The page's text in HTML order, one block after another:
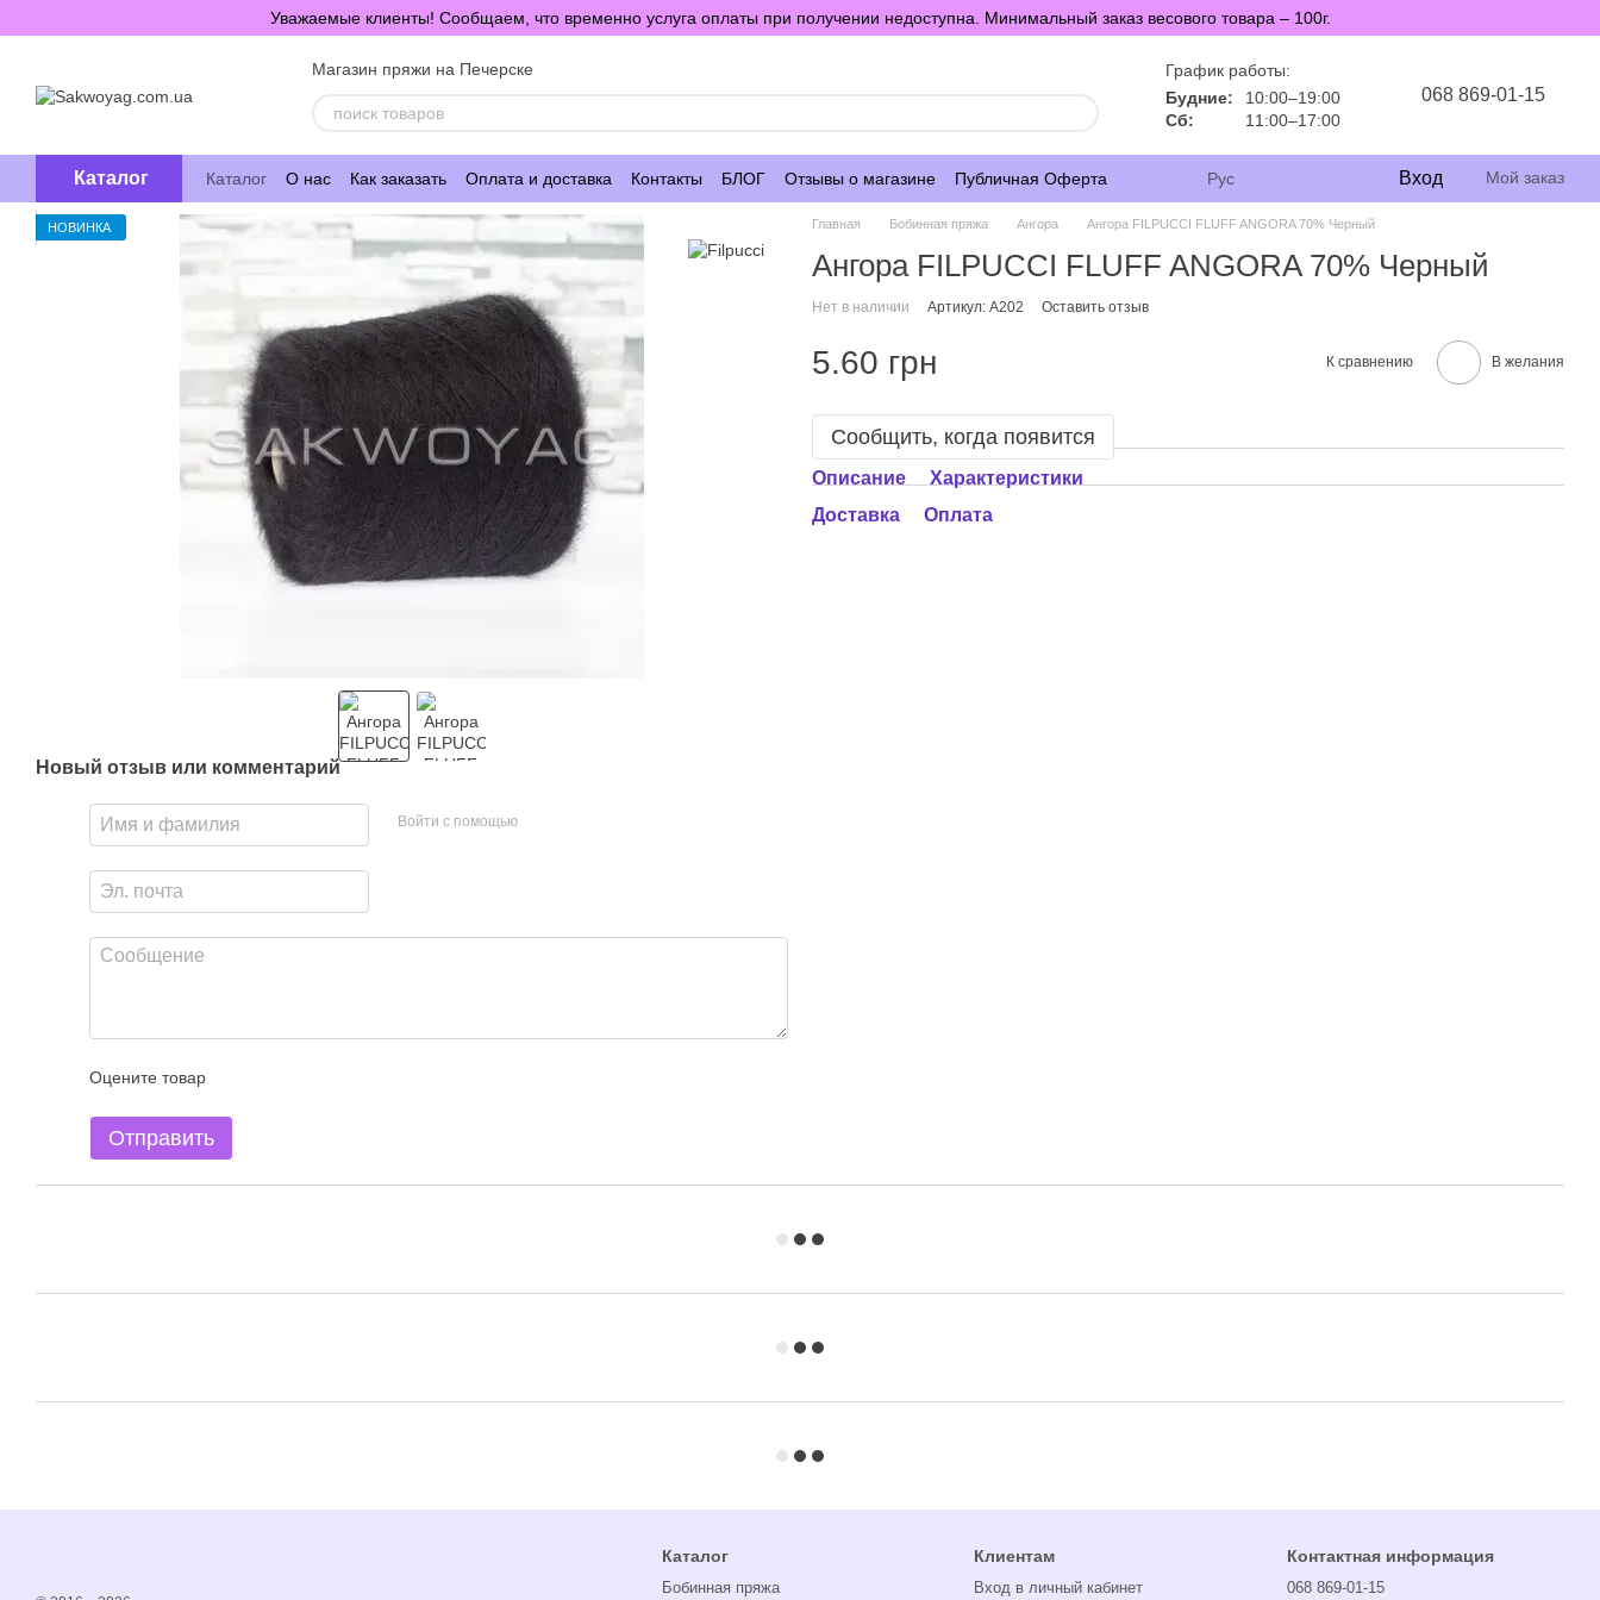
Уважаемые клиенты! Сообщаем, что временно услуга оплаты при получении недоступна. Минимальный заказ весового товара – 100г.
Магазин пряжи на Печерске
График работы:
Будние:
10:00–19:00
Сб:
11:00–17:00
068 869-01-15
Каталог Каталог О нас Как заказать Оплата и доставка Контакты БЛОГ Отзывы о магазине Публичная Оферта Рус Вход Мой заказ
НОВИНКА
Новый отзыв или комментарий
Войти с помощью
Оцените товар
Отправить
Главная Бобинная пряжа Ангора Ангора FILPUCCI FLUFF ANGORA 70% Черный
Ангора FILPUCCI FLUFF ANGORA 70% Черный
Нет в наличии Артикул: A202 Оставить отзыв
5.60 грн К сравнению В желания
Сообщить, когда появится
Описание
Характеристики
Доставка
Оплата
Каталог
Бобинная пряжа
Клиентам
Вход в личный кабинет
Контактная информация
068 869-01-15